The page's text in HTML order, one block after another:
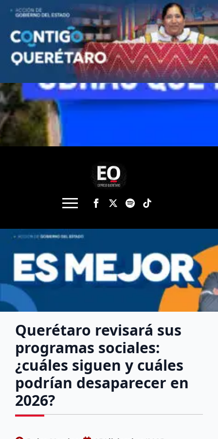
Querétaro revisará sus
programas sociales:
¿cuáles siguen y cuáles
podrían desaparecer en
2026?